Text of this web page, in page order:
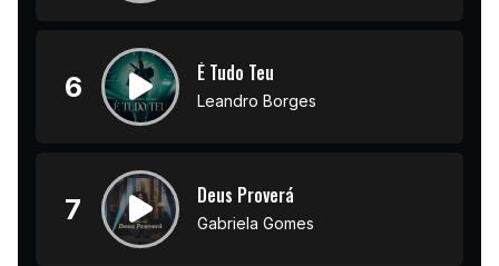
6 É Tudo Teu
Leandro Borges
7 Deus Proverá
Gabriela Gomes